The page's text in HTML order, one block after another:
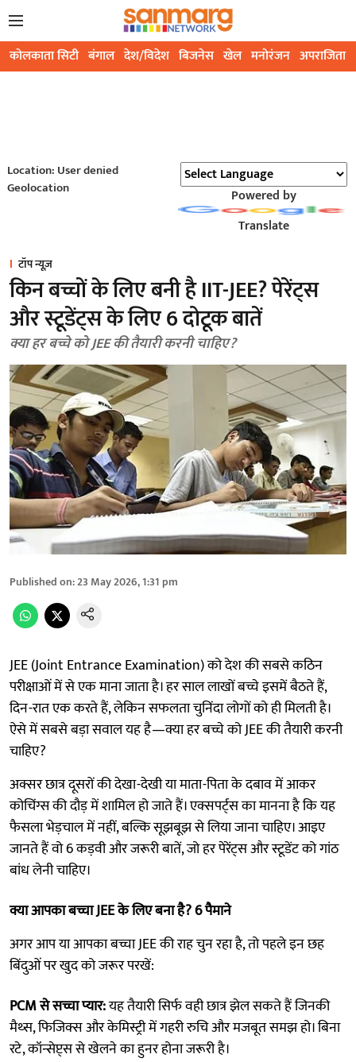
कोलकाता सिटी बंगाल देश/विदेश बिजनेस खेल मनोरंजन अपराजिता
Location: User denied
Geolocation
Powered by
Translate
टॉप न्यूज़
किन बच्चों के लिए बनी है IIT-JEE? पेरेंट्स
और स्टूडेंट्स के लिए 6 दोटूक बातें
क्या हर बच्चे को JEE की तैयारी करनी चाहिए?
Published on:23 May 2026, 1:31 pm
JEE (Joint Entrance Examination) को देश की सबसे कठिन
परीक्षाओं में से एक माना जाता है। हर साल लाखों बच्चे इसमें बैठते हैं,
दिन-रात एक करते हैं, लेकिन सफलता चुनिंदा लोगों को ही मिलती है।
ऐसे में सबसे बड़ा सवाल यह है—क्या हर बच्चे को JEE की तैयारी करनी
चाहिए?
अक्सर छात्र दूसरों की देखा-देखी या माता-पिता के दबाव में आकर
कोचिंग्स की दौड़ में शामिल हो जाते हैं। एक्सपर्ट्स का मानना है कि यह
फैसला भेड़चाल में नहीं, बल्कि सूझबूझ से लिया जाना चाहिए। आइए
जानते हैं वो 6 कड़वी और जरूरी बातें, जो हर पेरेंट्स और स्टूडेंट को गांठ
बांध लेनी चाहिए।
क्या आपका बच्चा JEE के लिए बना है? 6 पैमाने
अगर आप या आपका बच्चा JEE की राह चुन रहा है, तो पहले इन छह
बिंदुओं पर खुद को जरूर परखें:
PCM से सच्चा प्यार:यह तैयारी सिर्फ वही छात्र झेल सकते हैं जिनकी
मैथ्स, फिजिक्स और केमिस्ट्री में गहरी रुचि और मजबूत समझ हो। बिना
रटे, कॉन्सेप्ट्स से खेलने का हुनर होना जरूरी है।